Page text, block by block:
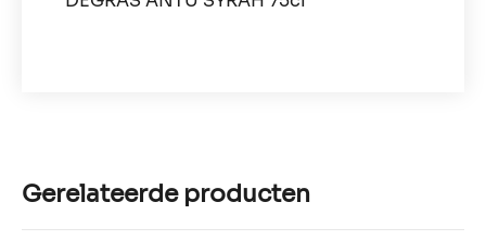
Gerelateerde producten